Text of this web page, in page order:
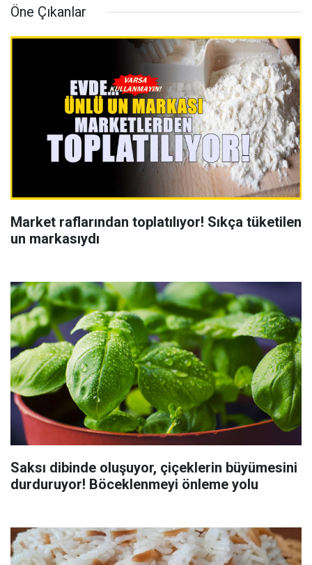
Öne Çıkanlar
Market raflarından toplatılıyor! Sıkça tüketilen
un markasıydı
Saksı dibinde oluşuyor, çiçeklerin büyümesini
durduruyor! Böceklenmeyi önleme yolu